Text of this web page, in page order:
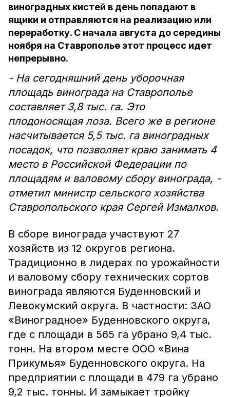
виноградных кистей в день попадают в
ящики и отправляются на реализацию или
переработку. С начала августа до середины
ноября на Ставрополье этот процесс идет
непрерывно.
- На сегодняшний день уборочная
площадь винограда на Ставрополье
составляет 3,8 тыс. га. Это
плодоносящая лоза. Всего же в регионе
насчитывается 5,5 тыс. га виноградных
посадок, что позволяет краю занимать 4
место в Российской Федерации по
площадям и валовому сбору винограда, -
отметил министр сельского хозяйства
Ставропольского края Сергей Измалков.
В сборе винограда участвуют 27
хозяйств из 12 округов региона.
Традиционно в лидерах по урожайности
и валовому сбору технических сортов
винограда являются Буденновский и
Левокумский округа. В частности: ЗАО
«Виноградное» Буденновского округа,
где с площади в 565 га убрано 9,4 тыс.
тонн. На втором месте ООО «Вина
Прикумья» Буденновского округа. На
предприятии с площади в 479 га убрано
9,2 тыс. тонны. И замыкает тройку